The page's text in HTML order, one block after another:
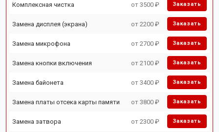
Комплексная чистка от 3500 ₽ Заказать
Замена дисплея (экрана) от 2200 ₽ Заказать
Замена микрофона от 2700 ₽ Заказать
Замена кнопки включения от 2100 ₽ Заказать
Замена байонета от 3400 ₽ Заказать
Замена платы отсека карты памяти от 3800 ₽ Заказать
Замена затвора от 2300 ₽ Заказать